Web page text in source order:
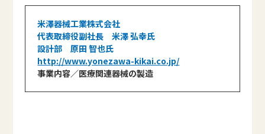
米澤器械工業株式会社
代表取締役副社長 米澤 弘幸氏
設計部 原田 智也氏
http://www.yonezawa-kikai.co.jp/
事業内容／医療関連器械の製造